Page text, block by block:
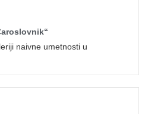
naivne umetnosti u